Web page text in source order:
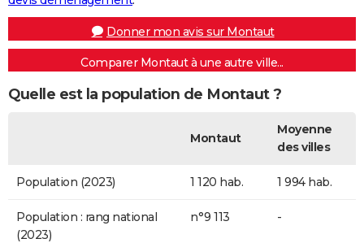
Donner mon avis sur Montaut
Comparer Montaut à une autre ville...
Quelle est la population de Montaut ?
Montaut
Moyenne
des villes
Population (2023) 1 120 hab. 1 994 hab.
Population : rang national
(2023)
n°9 113 -